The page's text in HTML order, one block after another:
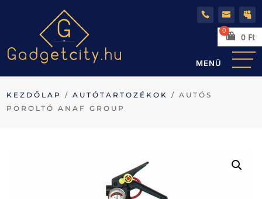
0 Ft
KEZDŐLAP /AUTÓTARTOZÉKOK
/ AUTÓS
POROLTÓ ANAF GROUP